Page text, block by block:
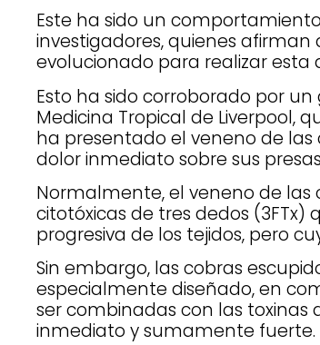
Este ha sido un
investigadores, quienes
evolucionado para realizar esta
Esto ha sido corroborado por
Medicina Tropical de Liverpool,
ha presentado el veneno de
dolor inmediato sobre sus
Normalmente, el veneno de
citotóxicas de tres dedos
progresiva de los tejidos, pero
Sin embargo, las cobras
especialmente diseñado, en
ser combinadas con las toxinas
inmediato y sumamente fuerte.